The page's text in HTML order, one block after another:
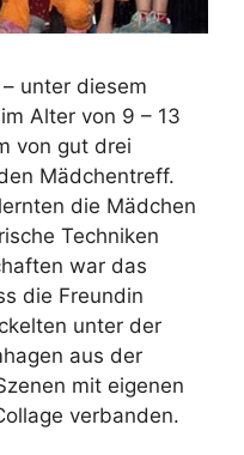
unter diesem
Alter von 9 – 13
von gut drei
Mädchentreff.
die Mädchen
Techniken
war das
die Freundin
unter der
aus der
mit eigenen
verbanden.